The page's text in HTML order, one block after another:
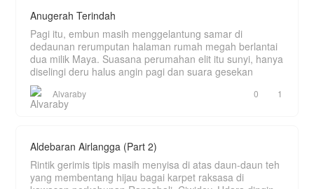
Anugerah Terindah
Pagi itu, embun masih menggelantung samar di
dedaunan rerumputan halaman rumah megah berlantai
dua milik Maya. Suasana perumahan elit itu sunyi, hanya
diselingi deru halus angin pagi dan suara gesekan
Alvaraby 0 1
Aldebaran Airlangga (Part 2)
Rintik gerimis tipis masih menyisa di atas daun-daun teh
yang membentang hijau bagai karpet raksasa di